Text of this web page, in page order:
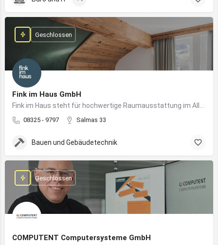
Fink im Haus GmbH
08325 - 9797 Salmas 33
Geschlossen
Bauen und Gebäudetechnik
COMPUTENT Computersysteme GmbH
Geschlossen